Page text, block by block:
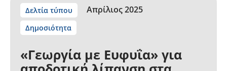
Δελτία τύπου
Δημοσιότητα
Απρίλιος 2025
«Γεωργία με Ευφυΐα» για